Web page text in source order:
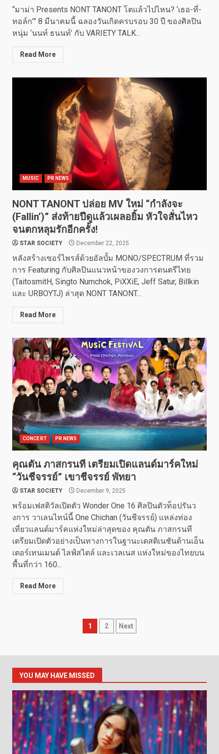
“มาม่า Presents NONT TANONT โตแล้วไปไหน? ‘เธอ-ที่-
ทอล์ก’” 8 มีนาคมนี้ ฉลองวันเกิดครบรอบ 30 ปี ของศิลปิน
หนุ่ม ‘นนท์ ธนนท์’ กับ VARIETY TALK...
Read More
MUSIC PR NEWS
NONT TANONT ปล่อย MV ใหม่ “กำลังจะ
(Fallin’)” ส่งท้ายปีดูแล้วเผลอยิ้ม หัวใจสั่นไหว
จนตกหลุมรักอีกครั้ง!
STAR SOCIETY December 22, 2025
หลังสร้างเซอร์ไพรส์ด้วยอัลบั้ม MONO/SPECTRUM ที่รวม
การ Featuring กับศิลปินแนวหน้าของวงการดนตรีไทย
(TaitosmitH, Singto Numchok, PiXXiE, Jeff Satur, Billkin
และ URBOYTJ) ล่าสุด NONT TANONT...
Read More
CONCERT PR NEWS
คุณตัน ภาสกรนที เตรียมเปิดแลนด์มาร์คใหม่
“วันชีจรรย์” เขาชีจรรย์ พัทยา
STAR SOCIETY December 9, 2025
พร้อมเฟสติวัลเปิดตัว Wonder One 16 ศิลปินตัวท็อปรันว
งการ วาเลนไทน์นี้ One Chichan (วันชีจรรย์) แหล่งท่อง
เที่ยวแลนด์มาร์คแห่งใหม่ล่าสุดของ คุณตัน ภาสกรนที
เตรียมเปิดตัวอย่างเป็นทางการในฐานะเดสติเนชันด้านเอ็น
เตอร์เทนเมนต์ ไลฟ์สไตล์ และเวลเนส แห่งใหม่ของไทยบน
พื้นที่กว่า 160...
Read More
Posts
1 2 Next
YOU MAY HAVE MISSED